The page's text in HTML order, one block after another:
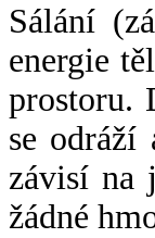
Sálání
energie
prostoru.
se odráží
závisí na
žádné